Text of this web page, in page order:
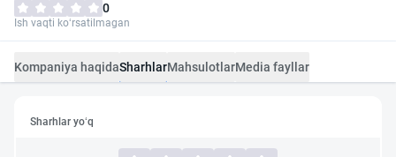
0
Ish vaqti ko‘rsatilmagan
Kompaniya haqidaSharhlarMahsulotlarMedia fayllar
Sharhlar yo‘q